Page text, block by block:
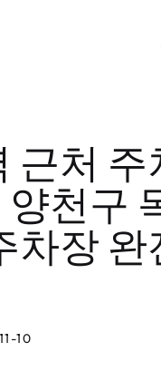
근처 주
양천구
차장 완
10